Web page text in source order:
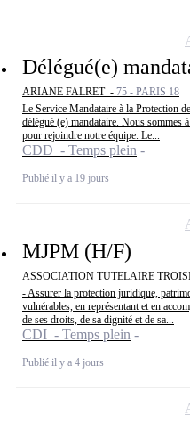
Délégué(e)
ARIANE FALRET - 75 - PARIS 18
Le Service Mandataire à la Protection
délégué (e) mandataire. Nous sommes
pour rejoindre notre équipe. Le...
CDD - Temps plein
Publié il y a 19 jours
MJPM (H/F)
ASSOCIATION TUTELAIRE
- Assurer la protection juridique,
vulnérables, en représentant et en
de ses droits, de sa dignité et de sa...
CDI - Temps plein
Publié il y a 4 jours